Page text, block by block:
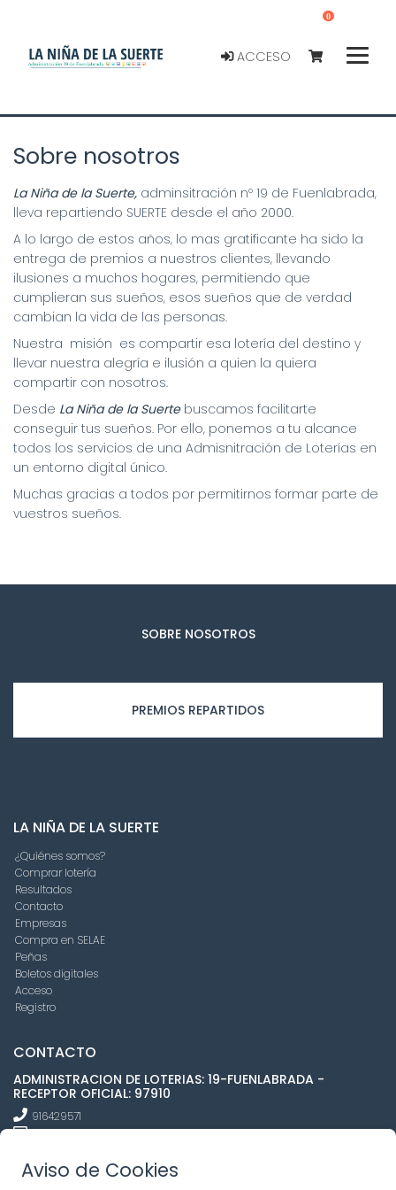
ACCESO
0
Sobre nosotros
La Niña de la Suerte, adminsitración nº 19 de Fuenlabrada,
lleva repartiendo SUERTE desde el año 2000.
A lo largo de estos años, lo mas gratificante ha sido la
entrega de premios a nuestros clientes, llevando
ilusiones a muchos hogares, permitiendo que
cumplieran sus sueños, esos sueños que de verdad
cambian la vida de las personas.
Nuestra misión es compartir esa lotería del destino y
llevar nuestra alegría e ilusión a quien la quiera
compartir con nosotros.
Desde La Niña de la Suertebuscamos facilitarte
conseguir tus sueños. Por ello, ponemos a tu alcance
todos los servicios de una Admisnitración de Loterías en
un entorno digital único.
Muchas gracias a todos por permitirnos formar parte de
vuestros sueños.
SOBRE NOSOTROS
PREMIOS REPARTIDOS
LA NIÑA DE LA SUERTE
¿Quiénes somos?
Comprar lotería
Resultados
Contacto
Empresas
Compra en SELAE
Peñas
Boletos digitales
Acceso
Registro
CONTACTO
ADMINISTRACION DE LOTERIAS: 19-FUENLABRADA -
RECEPTOR OFICIAL: 97910
916429571
pedidos@laninadelasuerte.es
Fuenlabrada, 28941
Aviso de Cookies